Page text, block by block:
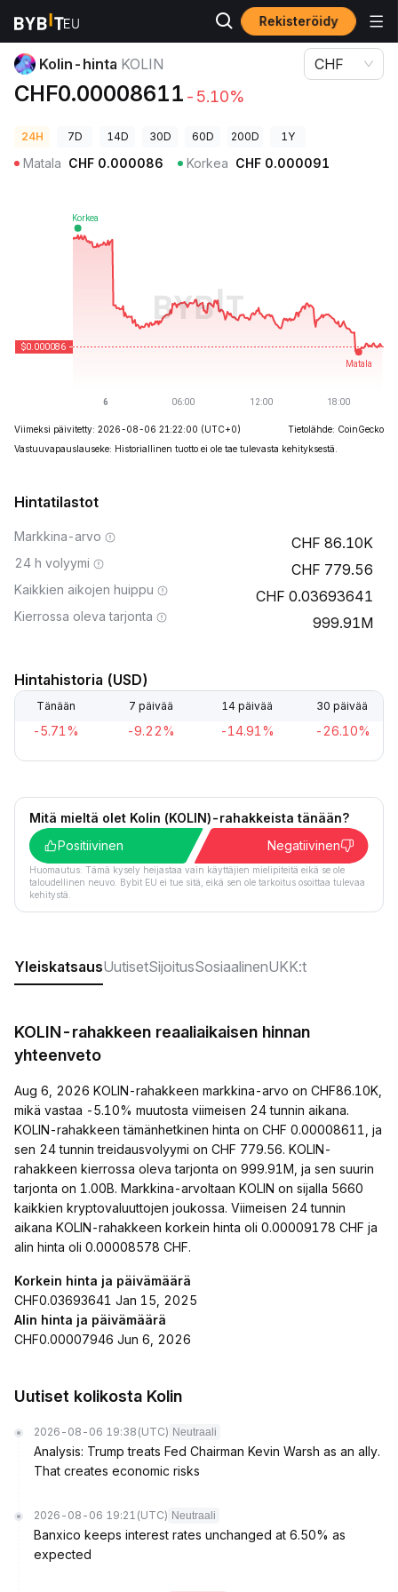
Rekisteröidy
Kryptohinnat
Kolin-hinta KOLIN
CHF0.00008611 -5.10%
CHF
24H 7D 14D 30D 60D 200D 1Y
Matala CHF 0.000086 Korkea CHF 0.000091
Viimeksi päivitetty: 2026-08-06 21:22:00 (UTC+0)
Tietolähde: CoinGecko
Vastuuvapauslauseke: Historiallinen tuotto ei ole tae tulevasta kehityksestä.
Hintatilastot
Markkina-arvo 86.10K
24 h volyymi 779.56
Kaikkien aikojen huippu 0.03693641
Kierrossa oleva tarjonta 999.91M
Hintahistoria (USD)
Tänään 7 päivää 14 päivää 30 päivää
-5.71% -9.22% -14.91% -26.10%
Mitä mieltä olet Kolin (KOLIN)-rahakkeista tänään?
Positiivinen
Negatiivinen
Huomautus: Tämä kysely heijastaa vain käyttäjien mielipiteitä eikä se ole
taloudellinen neuvo. Bybit EU ei tue sitä, eikä sen ole tarkoitus osoittaa tulevaa
kehitystä.
YleiskatsausUutisetSijoitusSosiaalinenUKK:t
KOLIN-rahakkeen reaaliaikaisen hinnan
yhteenveto
Aug 6, 2026 KOLIN-rahakkeen markkina-arvo on CHF86.10K,
mikä vastaa -5.10% muutosta viimeisen 24 tunnin aikana.
KOLIN-rahakkeen tämänhetkinen hinta on CHF 0.00008611, ja
sen 24 tunnin treidausvolyymi on CHF 779.56. KOLIN-
rahakkeen kierrossa oleva tarjonta on 999.91M, ja sen suurin
tarjonta on 1.00B. Markkina-arvoltaan KOLIN on sijalla 5660
kaikkien kryptovaluuttojen joukossa. Viimeisen 24 tunnin
aikana KOLIN-rahakkeen korkein hinta oli 0.00009178 CHF ja
alin hinta oli 0.00008578 CHF.
Korkein hinta ja päivämäärä
CHF0.03693641 Jan 15, 2025
Alin hinta ja päivämäärä
CHF0.00007946 Jun 6, 2026
Uutiset kolikosta Kolin
2026-08-06 19:38 (UTC) Neutraali
Analysis: Trump treats Fed Chairman Kevin Warsh as an ally.
That creates economic risks
2026-08-06 19:21 (UTC) Neutraali
Banxico keeps interest rates unchanged at 6.50% as
expected